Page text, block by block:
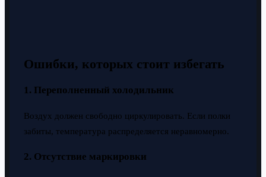
Ошибки, которых стоит избегать
1. Переполненный холодильник
Воздух должен свободно циркулировать. Если полки
забиты, температура распределяется неравномерно.
2. Отсутствие маркировки